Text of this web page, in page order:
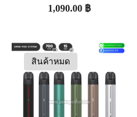
1,090.00 ฿
สินค้าหมด